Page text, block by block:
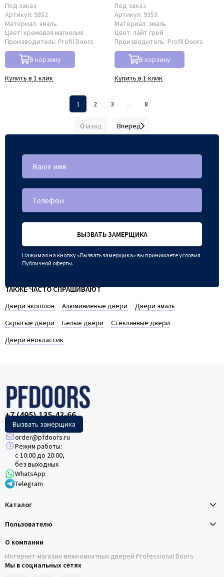
Под заказ
Артикул: 9352
Материал: эмаль
Цвет: кремовая магнолия
Производитель: Profil Doors
В корзину
Купить в 1 клик
Под заказ
Артикул: 9353
Материал: эмаль
Цвет: лайт грей
Производитель: Profil Doors
В корзину
Купить в 1 клик
Назад
1 2 3 ... 8
Вперед
ВЫЗВАТЬ ЗАМЕРЩИКА
Нажимая на кнопку «Вызвать замерщика» вы принимаете условия
Публичной оферты.
ТАКЖЕ ЧАСТО СПРАШИВАЮТ
Двери экошпон Алюминиевые двери
Двери эмаль
Скрытые двери
Белые двери
Стеклянные двери
Двери неоклассик
+7 (495) 135-43-66
Вызвать замерщика
order@pfdoors.ru
Режим работы:
с 10:00 до 20:00,
без выходных
WhatsApp
Telegram
Каталог
Пользователю
О компании
Интернет-магазин межкомнатных дверей Professional Doors
Мы в социальных сетях